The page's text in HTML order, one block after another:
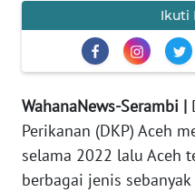
Ikuti
WahanaNews-Serambi |
Perikanan (DKP) Aceh
selama 2022 lalu Aceh
berbagai jenis
KAMI
PEDOMAN
SIBER